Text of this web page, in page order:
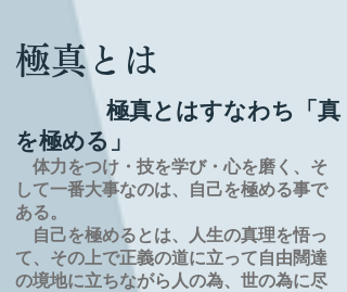
極真とは
極真とはすなわち「真
を極める」
体力をつけ・技を学び・心を磨く、そ
して一番大事なのは、自己を極める事で
ある。
自己を極めるとは、
人生の真理を悟っ
て、その上で正義の道に立って自由闊達
の境地に立ちながら人の為、世の為に尽